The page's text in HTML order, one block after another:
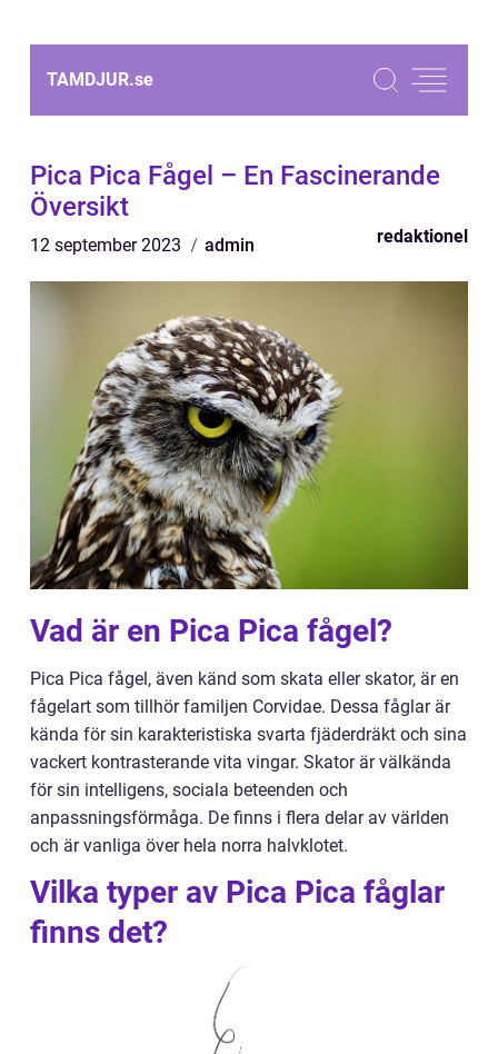
TAMDJUR.se
Pica Pica Fågel – En Fascinerande
Översikt
12 september 2023 admin redaktionel
Vad är en Pica Pica fågel?
Pica Pica fågel, även känd som skata eller skator, är en
fågelart som tillhör familjen Corvidae. Dessa fåglar är
kända för sin karakteristiska svarta fjäderdräkt och sina
vackert kontrasterande vita vingar. Skator är välkända
för sin intelligens, sociala beteenden och
anpassningsförmåga. De finns i flera delar av världen
och är vanliga över hela norra halvklotet.
Vilka typer av Pica Pica fåglar
finns det?